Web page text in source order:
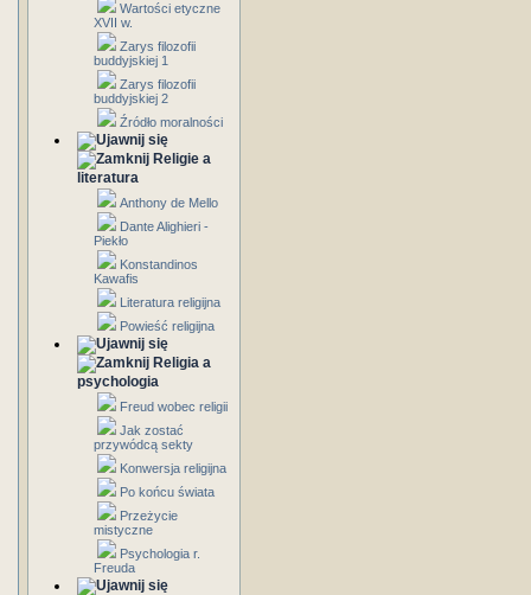
Wartości etyczne
XVII w.
Zarys filozofii
buddyjskiej 1
Zarys filozofii
buddyjskiej 2
Źródło moralności
Religie a
literatura
Anthony de Mello
Dante Alighieri -
Piekło
Konstandinos
Kawafis
Literatura religijna
Powieść religijna
Religia a
psychologia
Freud wobec religii
Jak zostać
przywódcą sekty
Konwersja religijna
Po końcu świata
Przeżycie
mistyczne
Psychologia r.
Freuda